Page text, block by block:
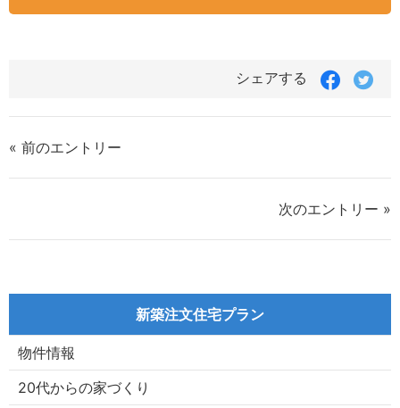
シェアする
る
る
« 前のエントリー
次のエントリー »
新築注文住宅プラン
物件情報
20代からの家づくり